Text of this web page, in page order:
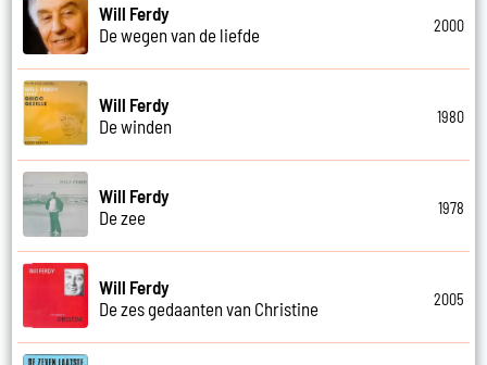
Will Ferdy
De wegen van de liefde
2000
Will Ferdy
De winden
1980
Will Ferdy
De zee
1978
Will Ferdy
De zes gedaanten van Christine
2005